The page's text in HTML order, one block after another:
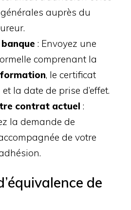
auprès du
: Envoyez une
comprenant la
, le certificat
la date de prise d’effet.
contrat actuel :
la demande de
de votre
de